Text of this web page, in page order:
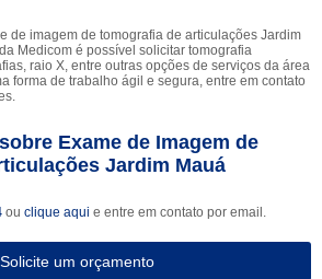
de imagem de tomografia de articulações Jardim
Medicom é possível solicitar tomografia
raio X, entre outras opções de serviços da área
forma de trabalho ágil e segura, entre em contato
Exame de Imagem de
Jardim Mauá
ou clique aqui e entre em contato por email.
Solicite um orçamento